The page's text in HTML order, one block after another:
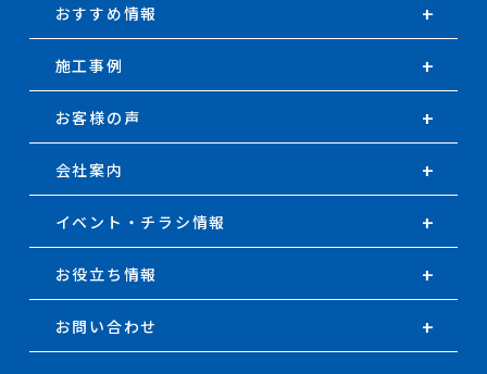
おすすめ情報
施工事例
お客様の声
会社案内
イベント・チラシ情報
お役立ち情報
お問い合わせ